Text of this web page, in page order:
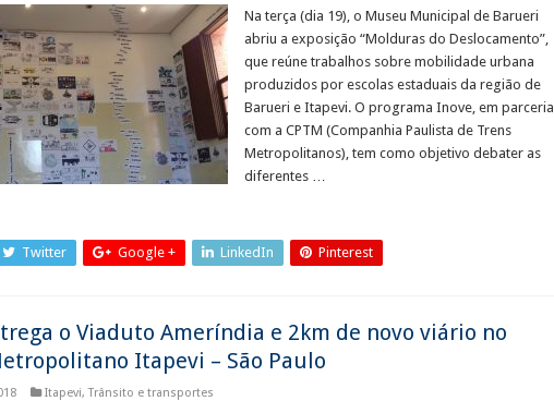
Na terça (dia 19), o Museu Municipal de Barueri
abriu a exposição “Molduras do Deslocamento”,
que reúne trabalhos sobre mobilidade urbana
produzidos por escolas estaduais da região de
Barueri e Itapevi. O programa Inove, em parceria
com a CPTM (Companhia Paulista de Trens
Metropolitanos), tem como objetivo debater as
diferentes …
Twitter Google + LinkedIn Pinterest
o Viaduto Ameríndia e 2km de novo viário no
Itapevi – São Paulo
Itapevi,Trânsito e transportes